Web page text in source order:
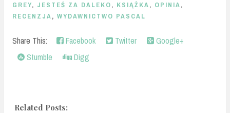
GREY, JESTEŚ ZA DALEKO, KSIĄŻKA, OPINIA,
RECENZJA, WYDAWNICTWO PASCAL
Share This: Facebook Twitter
Google+
Stumble
Digg
Related Posts: